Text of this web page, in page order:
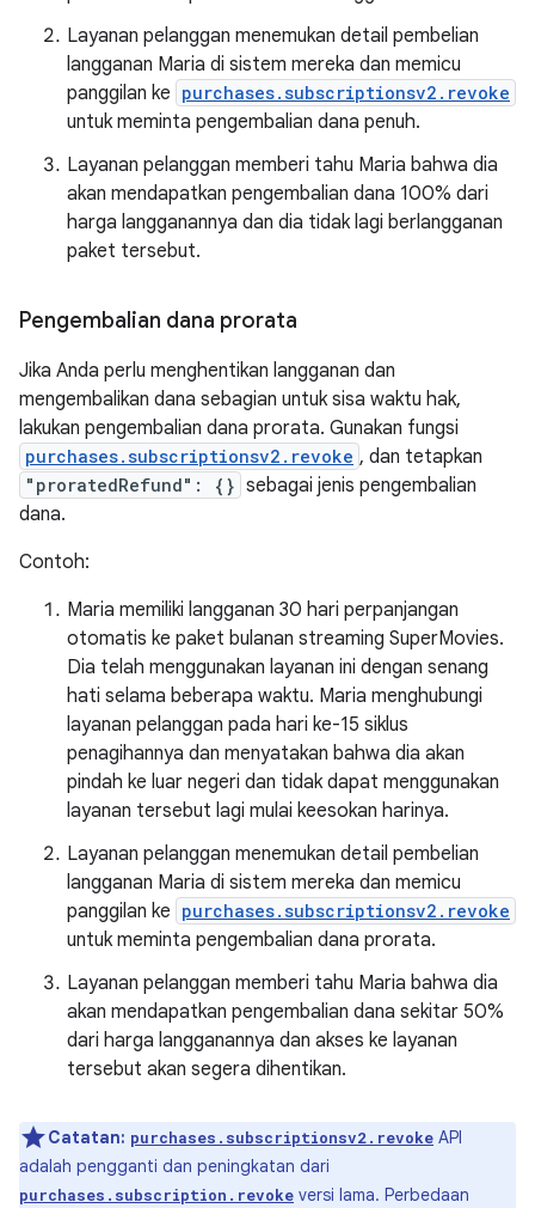
Layanan pelanggan menemukan detail pembelian
langganan Maria di sistem mereka dan memicu
panggilan ke purchases.subscriptionsv2.revoke
untuk meminta pengembalian dana penuh.
Layanan pelanggan memberi tahu Maria bahwa dia
akan mendapatkan pengembalian dana 100% dari
harga langganannya dan dia tidak lagi berlangganan
paket tersebut.
Pengembalian dana prorata
Jika Anda perlu menghentikan langganan dan
mengembalikan dana sebagian untuk sisa waktu hak,
lakukan pengembalian dana prorata. Gunakan fungsi
purchases.subscriptionsv2.revoke , dan tetapkan
"proratedRefund": {} sebagai jenis pengembalian
dana.
Contoh:
Maria memiliki langganan 30 hari perpanjangan
otomatis ke paket bulanan streaming SuperMovies.
Dia telah menggunakan layanan ini dengan senang
hati selama beberapa waktu. Maria menghubungi
layanan pelanggan pada hari ke-15 siklus
penagihannya dan menyatakan bahwa dia akan
pindah ke luar negeri dan tidak dapat menggunakan
layanan tersebut lagi mulai keesokan harinya.
Layanan pelanggan menemukan detail pembelian
langganan Maria di sistem mereka dan memicu
panggilan ke purchases.subscriptionsv2.revoke
untuk meminta pengembalian dana prorata.
Layanan pelanggan memberi tahu Maria bahwa dia
akan mendapatkan pengembalian dana sekitar 50%
dari harga langganannya dan akses ke layanan
tersebut akan segera dihentikan.
Catatan: purchases.subscriptionsv2.revoke API
adalah pengganti dan peningkatan dari
purchases.subscription.revoke versi lama. Perbedaan